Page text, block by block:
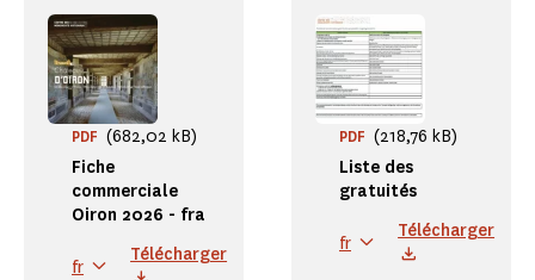
Fiche
commerciale
Oiron 2026 - fra
PDF (682,02 kB)
fr
Télécharger
Liste des
gratuités
PDF (218,76 kB)
fr
Télécharger